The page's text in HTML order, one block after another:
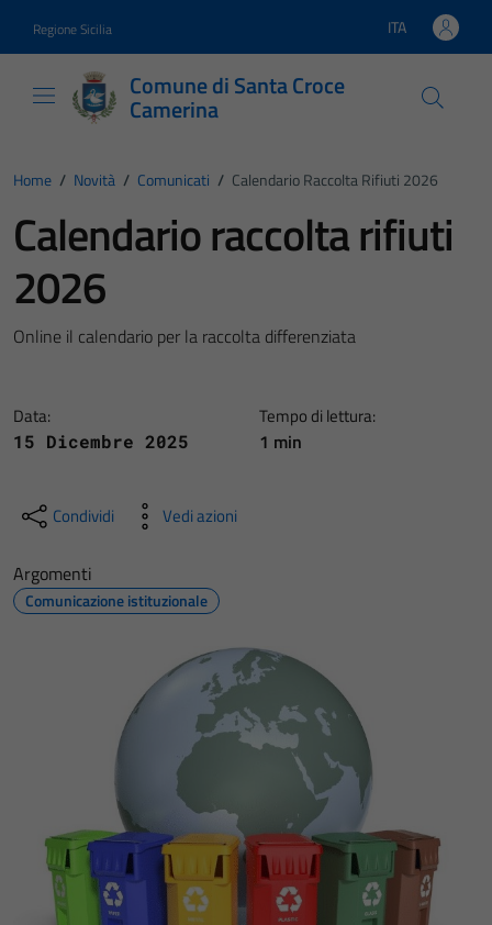
Regione Sicilia Lingua attiva:
ITA
Comune di Santa Croce
Camerina
Home / Novità / Comunicati / Calendario Raccolta Rifiuti 2026
Calendario raccolta rifiuti
2026
Online il calendario per la raccolta differenziata
Data:
15 Dicembre 2025
Tempo di lettura:
1 min
Condividi Vedi azioni
Argomenti
Comunicazione istituzionale